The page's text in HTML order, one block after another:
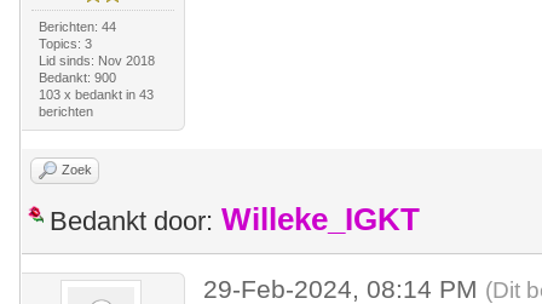
Berichten: 44
Topics: 3
Lid sinds: Nov 2018
Bedankt: 900
103 x bedankt in 43
berichten
Zoek
Bedankt door: Willeke_IGKT
29-Feb-2024, 08:14 PM (Dit